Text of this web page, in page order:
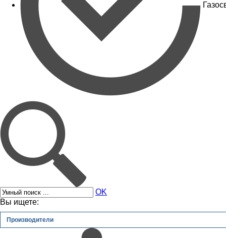
OK
Вы ищете:
Производители